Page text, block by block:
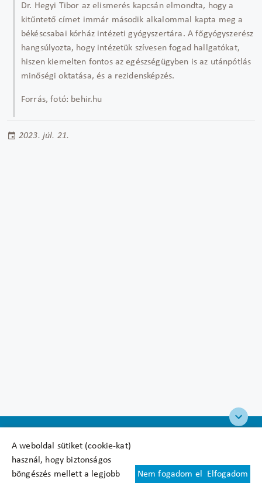
A weboldal sütiket (cookie-kat)
használ, hogy biztonságos
böngészés mellett a legjobb
Nem fogadom el Elfogadom
Dr. Hegyi Tibor az elismerés kapcsán elmondta, hogy a
kitűntető címet immár második alkalommal kapta meg a
békéscsabai kórház intézeti gyógyszertára. A főgyógyszerész
hangsúlyozta, hogy intézetük szívesen fogad hallgatókat,
hiszen kiemelten fontos az egészségügyben is az utánpótlás
minőségi oktatása, és a rezidensképzés.
Forrás, fotó: behir.hu
2023. júl. 21.
Felhasználási feltételek